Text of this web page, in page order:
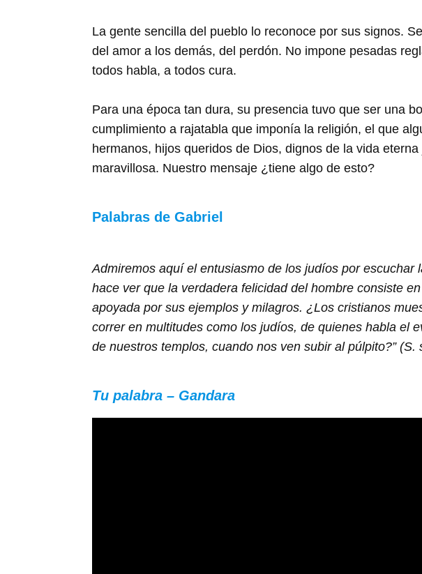
La gente sencilla del pueblo lo reconoce por sus signos.
del amor a los demás, del perdón. No impone pesadas
todos habla, a todos cura.
Para una época tan dura, su presencia tuvo que ser una
cumplimiento a rajatabla que imponía la religión, el que
hermanos, hijos queridos de Dios, dignos de la vida
maravillosa. Nuestro mensaje ¿tiene algo de esto?
Palabras de Gabriel
Admiremos aquí el entusiasmo de los judíos por
hace ver que la verdadera felicidad del hombre consiste
apoyada por sus ejemplos y milagros. ¿Los cristianos
correr en multitudes como los judíos, de quienes habla el
de nuestros templos, cuando nos ven subir al púlpito?” (S.
Tu palabra – Gandara